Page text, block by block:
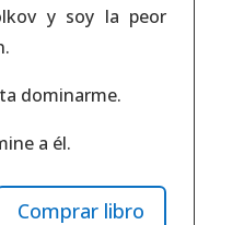
y soy la peor
dominarme.
a él.
Comprar libro